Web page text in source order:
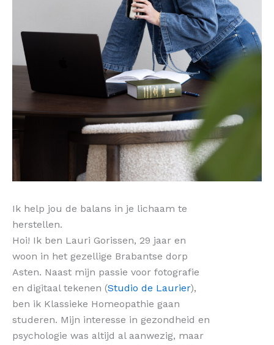
Ik help jou de balans in je lichaam te
herstellen.
Hoi! Ik ben Lauri Gorissen, 29 jaar en
woon in het gezellige Brabantse dorp
Asten. Naast mijn passie voor fotografie
en digitaal tekenen (Studio de Laurier),
ben ik Klassieke Homeopathie gaan
studeren. Mijn interesse in gezondheid en
psychologie was altijd al aanwezig, maar